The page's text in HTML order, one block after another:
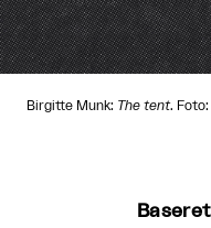
Birgitte Munk: The tent. Foto: